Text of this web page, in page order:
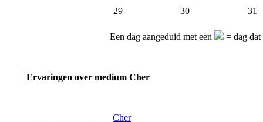
29
30 31
Een dag aangeduid met een = dag dat
Ervaringen over medium Cher
Cher